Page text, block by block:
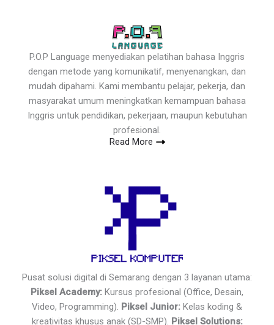
P.O.P Language menyediakan pelatihan bahasa Inggris
dengan metode yang komunikatif, menyenangkan, dan
mudah dipahami. Kami membantu pelajar, pekerja, dan
masyarakat umum meningkatkan kemampuan bahasa
Inggris untuk pendidikan, pekerjaan, maupun kebutuhan
profesional.
Read More
Pusat solusi digital di Semarang dengan 3 layanan utama:
Piksel Academy: Kursus profesional (Office, Desain,
Video, Programming). Piksel Junior: Kelas koding &
kreativitas khusus anak (SD-SMP). Piksel Solutions: